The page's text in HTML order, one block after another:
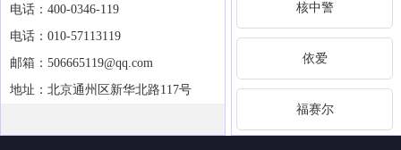
电话：400-0346-119
电话：010-57113119
邮箱：506665119@qq.com
地址：北京通州区新华北路117号
核中警
依爱
福赛尔